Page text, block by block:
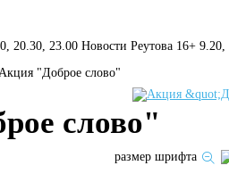
20.30, 23.00 Новости Реутова 16+
Акция "Доброе слово"
слово"
размер шрифта